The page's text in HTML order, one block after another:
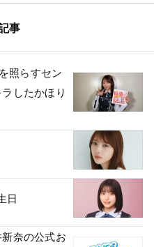
事
照らすセン
したかほり
日
奈の公式お